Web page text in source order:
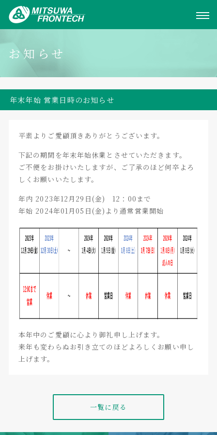
お知らせ
年末年始 営業日時のお知らせ
平素よりご愛顧頂きありがとうございます。
下記の期間を年末年始休業とさせていただきます。
ご不便をお掛けいたしますが、ご了承のほど何卒よろ
しくお願いいたします。
年内 2023年12月29日(金) 12：00まで
年始 2024年01月05日(金)より通常営業開始
本年中のご愛顧に心より御礼申し上げます。
来年も変わらぬお引き立てのほどよろしくお願い申し
上げます。
一覧に戻る